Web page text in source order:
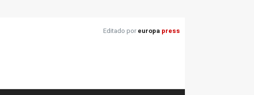
Editado por europa press